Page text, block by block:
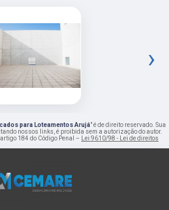
›
para Loteamentos Arujá" é de direito reservado. Sua
nossos links, é proibida sem a autorização do autor.
184 do Código Penal –
Lei 9610/98 - Lei de direitos